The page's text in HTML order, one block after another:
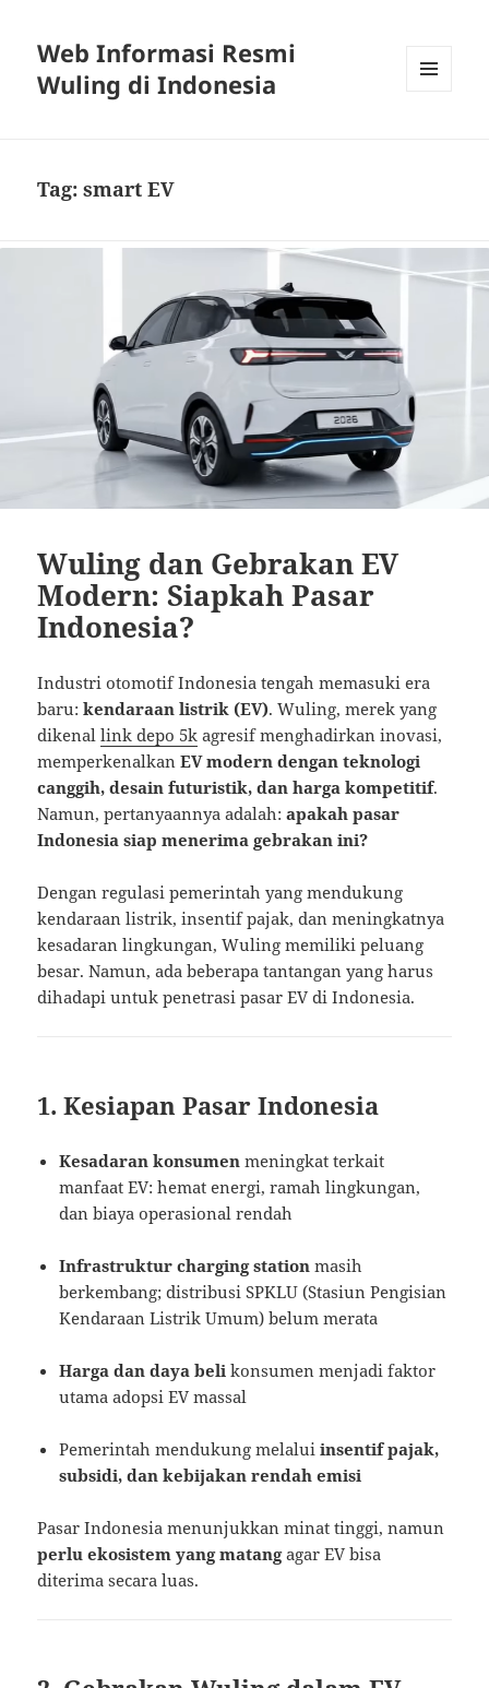
Web Informasi Resmi
Wuling di Indonesia
Tag:smart EV
Wuling dan Gebrakan EV
Modern: Siapkah Pasar
Indonesia?
Industri otomotif Indonesia tengah memasuki era
baru:kendaraan listrik (EV). Wuling, merek yang
dikenallink depo 5k agresif menghadirkan inovasi,
memperkenalkanEV modern dengan teknologi
canggih, desain futuristik, dan harga kompetitif.
Namun, pertanyaannya adalah:apakah pasar
Indonesia siap menerima gebrakan ini?
Dengan regulasi pemerintah yang mendukung
kendaraan listrik, insentif pajak, dan meningkatnya
kesadaran lingkungan, Wuling memiliki peluang
besar. Namun, ada beberapa tantangan yang harus
dihadapi untuk penetrasi pasar EV di Indonesia.
1. Kesiapan Pasar Indonesia
Kesadaran konsumen meningkat terkait
manfaat EV: hemat energi, ramah lingkungan,
dan biaya operasional rendah
Infrastruktur charging station masih
berkembang; distribusi SPKLU (Stasiun Pengisian
Kendaraan Listrik Umum) belum merata
Harga dan daya beli konsumen menjadi faktor
utama adopsi EV massal
Pemerintah mendukung melaluiinsentif pajak,
subsidi, dan kebijakan rendah emisi
Pasar Indonesia menunjukkan minat tinggi, namun
perlu ekosistem yang matangagar EV bisa
diterima secara luas.